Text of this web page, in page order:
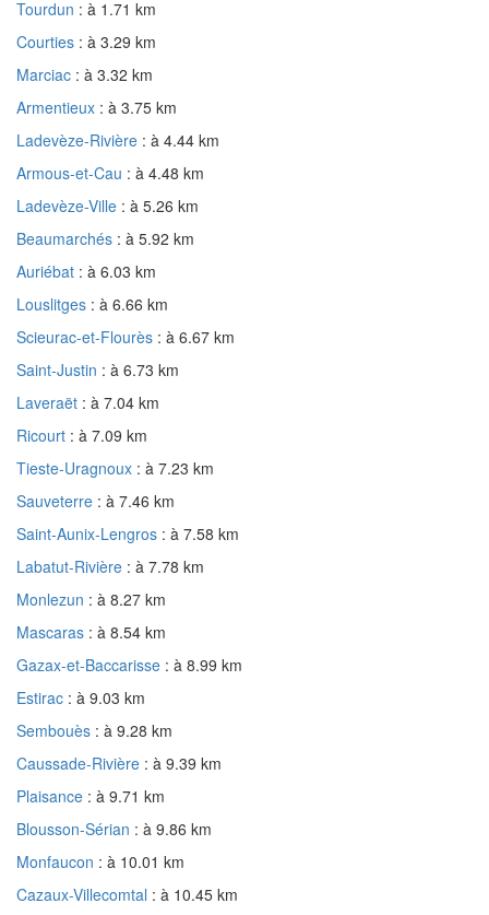
Tourdun : à 1.71 km
Courties : à 3.29 km
Marciac : à 3.32 km
Armentieux : à 3.75 km
Ladevèze-Rivière : à 4.44 km
Armous-et-Cau : à 4.48 km
Ladevèze-Ville : à 5.26 km
Beaumarchés : à 5.92 km
Auriébat : à 6.03 km
Louslitges : à 6.66 km
Scieurac-et-Flourès : à 6.67 km
Saint-Justin : à 6.73 km
Laveraët : à 7.04 km
Ricourt : à 7.09 km
Tieste-Uragnoux : à 7.23 km
Sauveterre : à 7.46 km
Saint-Aunix-Lengros : à 7.58 km
Labatut-Rivière : à 7.78 km
Monlezun : à 8.27 km
Mascaras : à 8.54 km
Gazax-et-Baccarisse : à 8.99 km
Estirac : à 9.03 km
Sembouès : à 9.28 km
Caussade-Rivière : à 9.39 km
Plaisance : à 9.71 km
Blousson-Sérian : à 9.86 km
Monfaucon : à 10.01 km
Cazaux-Villecomtal : à 10.45 km